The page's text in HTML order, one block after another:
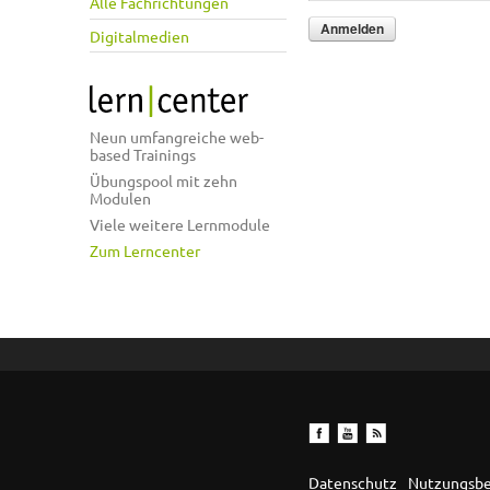
Digitalmedien
Neun umfangreiche web-
based Trainings
Übungspool mit zehn
Modulen
Viele weitere Lernmodule
Zum Lerncenter
Datenschutz